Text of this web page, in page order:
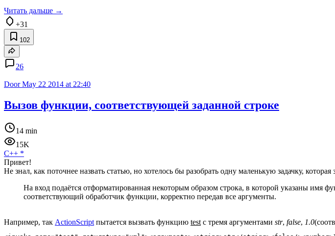
Читать дальше →
+31
102
26
DoorMay 22 2014 at 22:40
Вызов функции, соответствующей заданной строке
14 min
15K
C++ *
Привет!
Не знал, как поточнее назвать статью, но хотелось бы разобрать одну маленькую задачку,
На вход подаётся отформатированная некоторым образом строка, в которой указаны
соответствующий обработчик функции, корректно передав все аргументы.
Например, так ActionScript пытается вызвать функцию test с тремя аргументами str, false, 1.0